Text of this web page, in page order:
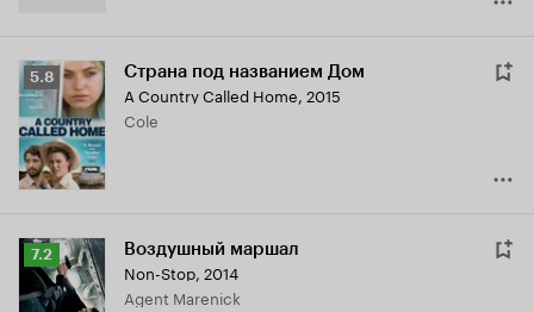
Рейтинг
Кинопоиска
5.8
5.8 Страна под названием Дом
A Country Called Home, 2015
Cole
Рейтинг
Кинопоиска
7.2
7.2 Воздушный маршал
Non-Stop, 2014
Agent Marenick